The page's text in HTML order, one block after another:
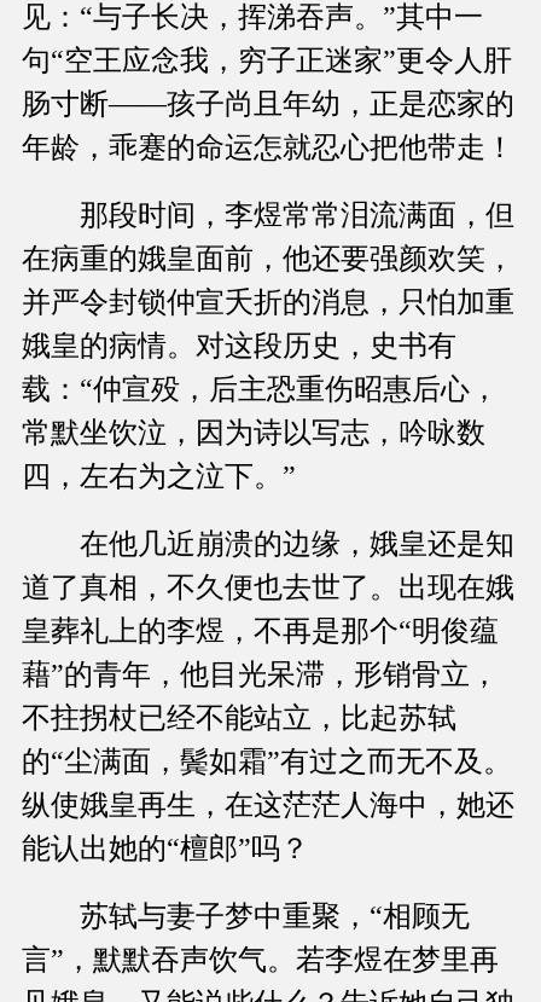
见：“与子长决，挥涕吞声。”其中一
句“空王应念我，穷子正迷家”更令人肝
肠寸断——孩子尚且年幼，正是恋家的
年龄，乖蹇的命运怎就忍心把他带走！
那段时间，李煜常常泪流满面，但
在病重的娥皇面前，他还要强颜欢笑，
并严令封锁仲宣夭折的消息，只怕加重
娥皇的病情。对这段历史，史书有
载：“仲宣殁，后主恐重伤昭惠后心，
常默坐饮泣，因为诗以写志，吟咏数
四，左右为之泣下。”
在他几近崩溃的边缘，娥皇还是知
道了真相，不久便也去世了。出现在娥
皇葬礼上的李煜，不再是那个“明俊蕴
藉”的青年，他目光呆滞，形销骨立，
不拄拐杖已经不能站立，比起苏轼
的“尘满面，鬓如霜”有过之而无不及。
纵使娥皇再生，在这茫茫人海中，她还
能认出她的“檀郎”吗？
苏轼与妻子梦中重聚，“相顾无
言”，默默吞声饮气。若李煜在梦里再